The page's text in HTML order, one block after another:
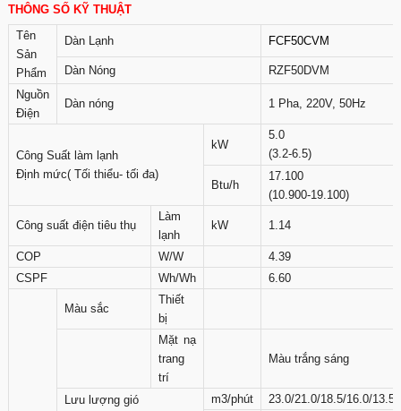
THÔNG SỐ KỸ THUẬT
Tên
Sản
Phẩm
Dàn Lạnh FCF50CVM
Dàn Nóng
RZF50DVM
Nguồn
Điện
Dàn nóng 1 Pha, 220V, 50Hz
Công Suất làm lạnh
Định mức( Tối thiểu- tối đa)
kW
5.0
(3.2-6.5)
Btu/h
17.100
(10.900-19.100)
Công suất điện tiêu thụ
Làm
lạnh
kW 1.14
COP W/W
4.39
CSPF
Wh/Wh 6.60
Màu sắc
Thiết
bị
Mặt nạ
trang
trí
Màu trắng sáng
Lưu lượng gió
m3/phút
23.0/21.0/18.5/16.0/13.5